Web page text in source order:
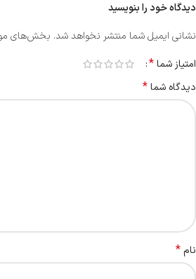
دیدگاه خود را بنویسید
نشانی ایمیل شما منتشر نخواهد شد. بخش‌های
امتیاز شما*
دیدگاه شما*
نام*